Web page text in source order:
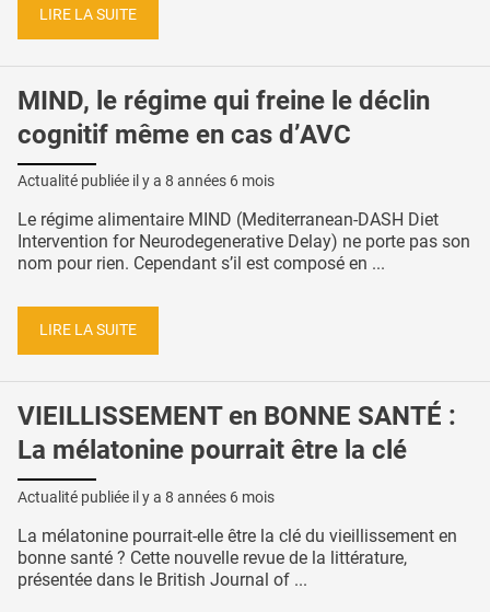
LIRE LA SUITE
MIND, le régime qui freine le déclin
cognitif même en cas d’AVC
Actualité publiée il y a 8 années 6 mois
Le régime alimentaire MIND (Mediterranean-DASH Diet
Intervention for Neurodegenerative Delay) ne porte pas son
nom pour rien. Cependant s’il est composé en ...
LIRE LA SUITE
VIEILLISSEMENT en BONNE SANTÉ :
La mélatonine pourrait être la clé
Actualité publiée il y a 8 années 6 mois
La mélatonine pourrait-elle être la clé du vieillissement en
bonne santé ? Cette nouvelle revue de la littérature,
présentée dans le British Journal of ...